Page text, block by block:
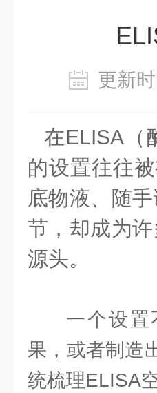
更新
在ELISA（
的设置往往
底物液、随
节，却成为
源头。
一个设置
果，或者制造
统梳理ELISA